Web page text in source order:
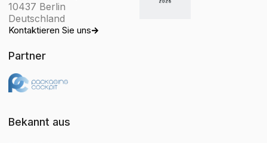
10437 Berlin
Deutschland
Kontaktieren Sie uns
Partner
Bekannt aus